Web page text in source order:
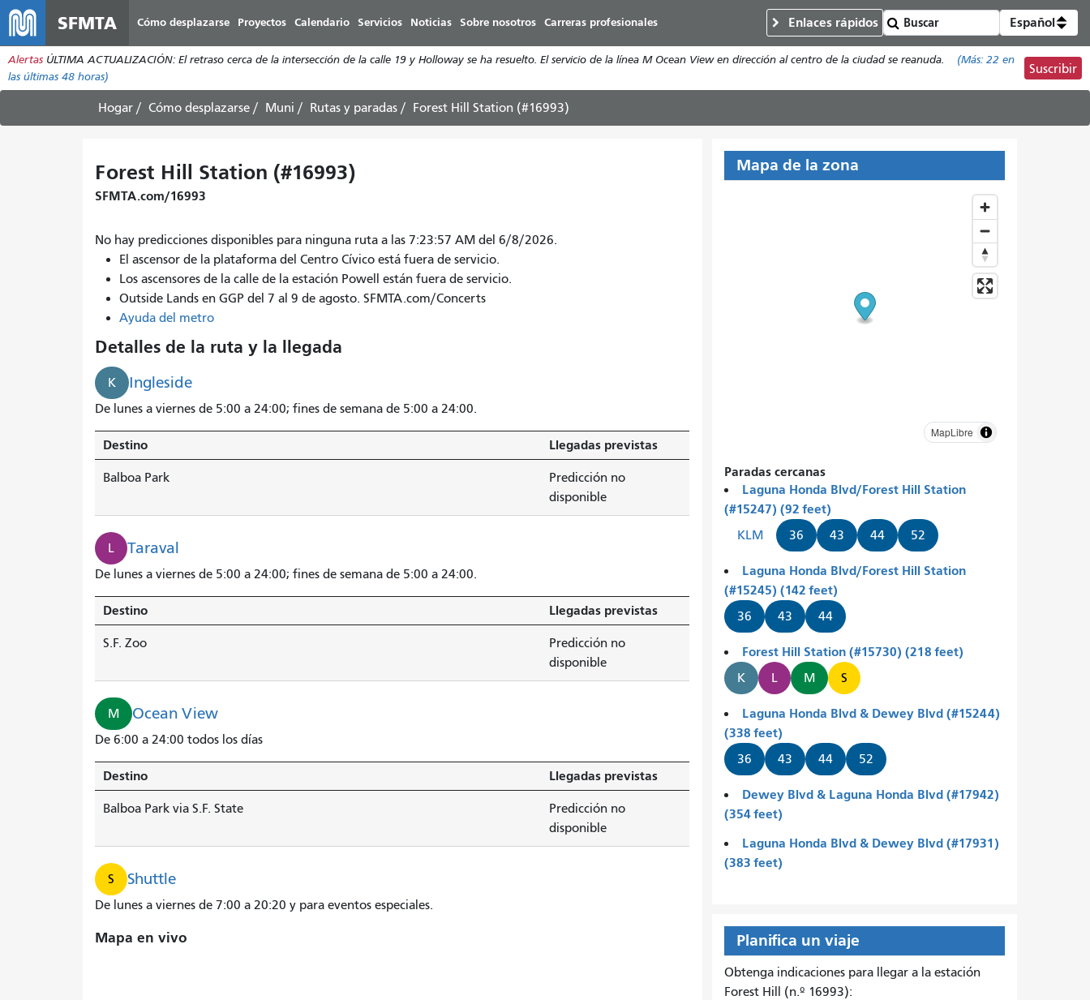
al
contenido
SFMTA Cómo desplazarse Proyectos Calendario Servicios Noticias Sobre nosotros Carreras profesionales Enlaces rápidos Español
Alertas ÚLTIMA ACTUALIZACIÓN: El retraso cerca de la intersección de la calle 19 y Holloway se ha resuelto. El servicio de la línea M Ocean View en dirección al centro de la ciudad se reanuda. (Más: 22 en
las últimas 48 horas)
Suscribir
Hogar Cómo desplazarse Muni Rutas y paradas Forest Hill Station (#16993)
Forest Hill Station (#16993)
SFMTA.com/16993
No hay predicciones disponibles para ninguna ruta a las 7:23:57 AM del 6/8/2026.
El ascensor de la plataforma del Centro Cívico está fuera de servicio.
Los ascensores de la calle de la estación Powell están fuera de servicio.
Outside Lands en GGP del 7 al 9 de agosto. SFMTA.com/Concerts
Ayuda del metro
Detalles de la ruta y la llegada
K Ingleside
De lunes a viernes de 5:00 a 24:00; fines de semana de 5:00 a 24:00.
Destino Llegadas previstas
Balboa Park
Predicción no
disponible
L Taraval
De lunes a viernes de 5:00 a 24:00; fines de semana de 5:00 a 24:00.
Destino Llegadas previstas
S.F. Zoo
Predicción no
disponible
M Ocean View
De 6:00 a 24:00 todos los días
Destino Llegadas previstas
Balboa Park via S.F. State
Predicción no
disponible
S Shuttle
De lunes a viernes de 7:00 a 20:20 y para eventos especiales.
Mapa en vivo
Mapa de la zona
MapLibre
Paradas cercanas
Laguna Honda Blvd/Forest Hill Station
(#15247) (92 feet)
KLM 36 43 44 52
Laguna Honda Blvd/Forest Hill Station
(#15245) (142 feet)
36 43 44
Forest Hill Station (#15730) (218 feet)
K L M S
Laguna Honda Blvd & Dewey Blvd (#15244)
(338 feet)
36 43 44 52
Dewey Blvd & Laguna Honda Blvd (#17942)
(354 feet)
Laguna Honda Blvd & Dewey Blvd (#17931)
(383 feet)
Planifica un viaje
Obtenga indicaciones para llegar a la estación
Forest Hill (n.º 16993):